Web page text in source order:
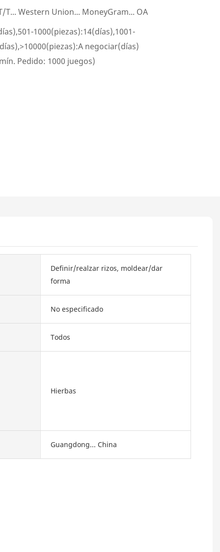
T... Western Union... MoneyGram... OA
1000(piezas):14(días),1001-
negociar(días)
Pedido: 1000 juegos)
Definir/realzar rizos, moldear/dar
forma
No especificado
Todos
Hierbas
Guangdong... China